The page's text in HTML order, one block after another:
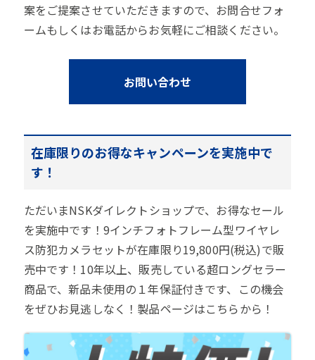
案をご提案させていただきますので、お問合せフォ
ームもしくはお電話からお気軽にご相談ください。
お問い合わせ
在庫限りのお得なキャンペーンを実施中で
す！
ただいまNSKダイレクトショップで、お得なセール
を実施中です！9インチフォトフレーム型ワイヤレ
ス防犯カメラセットが在庫限り19,800円(税込)で販
売中です！10年以上、販売している超ロングセラー
商品で、新品未使用の１年保証付きです、この機会
をぜひお見逃しなく！製品ページはこちらから！